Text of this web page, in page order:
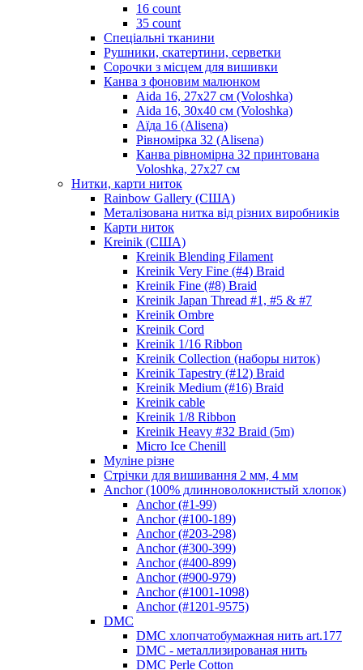
16 count
35 count
Спеціальні тканини
Рушники, скатертини, серветки
Сорочки з місцем для вишивки
Канва з фоновим малюнком
Aida 16, 27х27 см (Voloshka)
Aida 16, 30х40 см (Voloshka)
Аїда 16 (Alisena)
Рівномірка 32 (Alisena)
Канва рівномірна 32 принтована
Voloshka, 27х27 см
Нитки, карти ниток
Rainbow Gallery (США)
Металізована нитка від різних виробників
Карти ниток
Kreinik (США)
Kreinik Blending Filament
Kreinik Very Fine (#4) Braid
Kreinik Fine (#8) Braid
Kreinik Japan Thread #1, #5 & #7
Kreinik Ombre
Kreinik Cord
Kreinik 1/16 Ribbon
Kreinik Collection (наборы ниток)
Kreinik Tapestry (#12) Braid
Kreinik Medium (#16) Braid
Kreinik cable
Kreinik 1/8 Ribbon
Kreinik Heavy #32 Braid (5m)
Micro Ice Chenill
Муліне різне
Стрічки для вишивання 2 мм, 4 мм
Anchor (100% длинноволокнистый хлопок)
Anchor (#1-99)
Anchor (#100-189)
Anchor (#203-298)
Anchor (#300-399)
Anchor (#400-899)
Anchor (#900-979)
Anchor (#1001-1098)
Anchor (#1201-9575)
DMC
DMC хлопчатобумажная нить art.177
DMC - металлизированая нить
DMC Perle Cotton